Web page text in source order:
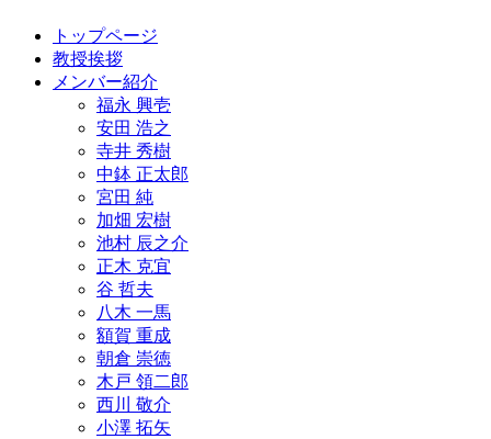
トップページ
教授挨拶
メンバー紹介
福永 興壱
安田 浩之
寺井 秀樹
中鉢 正太郎
宮田 純
加畑 宏樹
池村 辰之介
正木 克宜
谷 哲夫
八木 一馬
額賀 重成
朝倉 崇徳
木戸 領二郎
西川 敬介
小澤 拓矢